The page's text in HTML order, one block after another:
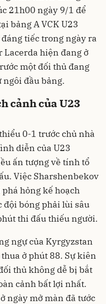
21h00 ngày 9/1 để
bảng A VCK U23
tiếc trong ngày ra
Lacerda hiện đang ở
một đối thủ đang
ngôi đầu bảng.
cảnh của U23
0-1 trước chủ nhà
diễn của U23
ấn tượng về tính tổ
Việc Sharshenbekov
hỏng kế hoạch
đội bóng phải lùi sâu
thi đấu thiếu người.
ngự của Kyrgyzstan
ở phút 88. Sự kiên
thủ không dễ bị bắt
cảnh bất lợi nhất.
ngày mở màn đã tước